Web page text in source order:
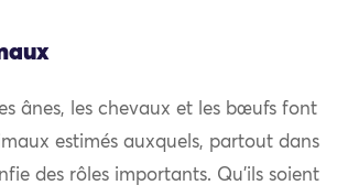
ânes, les chevaux et les bœufs font
estimés auxquels, partout dans
des rôles importants. Qu’ils soient